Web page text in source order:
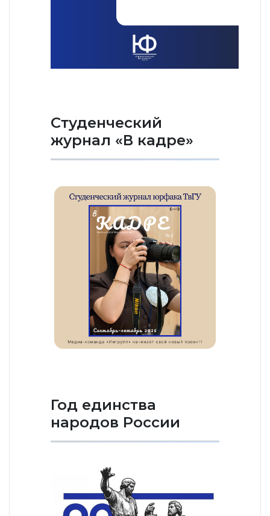
Студенческий
журнал «В кадре»
Год единства
народов России